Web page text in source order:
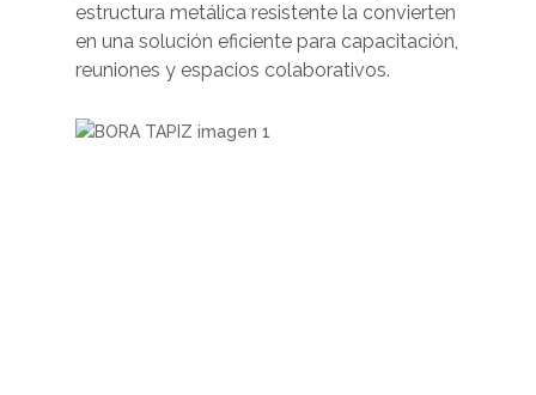
estructura metálica resistente la convierten
en una solución eficiente para capacitación,
reuniones y espacios colaborativos.